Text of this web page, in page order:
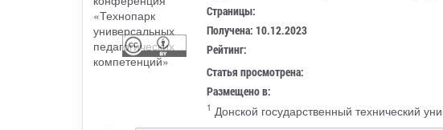
Страницы:
Получена: 10.12.2023
Рейтинг:
Статья просмотрена:
Размещено в:
1 Донской государственный технический